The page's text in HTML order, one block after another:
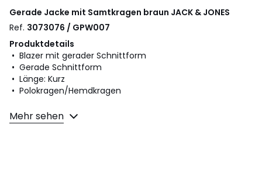
Gerade Jacke mit Samtkragen braun JACK & JONES
Ref. 3073076 / GPW007
Produktdetails
• Blazer mit gerader Schnittform
• Gerade Schnittform
• Länge: Kurz
• Polokragen/Hemdkragen
Material und Pflege
• 98% Baumwolle, 2% Elasthan
Mehr sehen